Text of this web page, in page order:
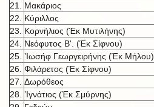
21.
Μακάριος
22.
Κύριλλος
23.
Κορνήλιος (Έκ Μυτιλήνης)
24. Νεόφυτος Β'. (Έκ Σίφνου)
25. ’Ιωσήφ Γεωργειρήνης (Έκ Μήλου)
26. Φιλάρετος (Έκ Σίφνου)
27. Δωρόθεος
28.
’Ιγνάτιος (Έκ Σμύρνης)